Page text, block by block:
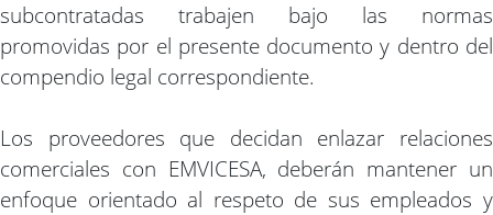
subcontratadas trabajen bajo las normas
promovidas por el presente documento y dentro del
compendio legal correspondiente.
Los proveedores que decidan enlazar relaciones
comerciales con EMVICESA, deberán mantener un
enfoque orientado al respeto de sus empleados y